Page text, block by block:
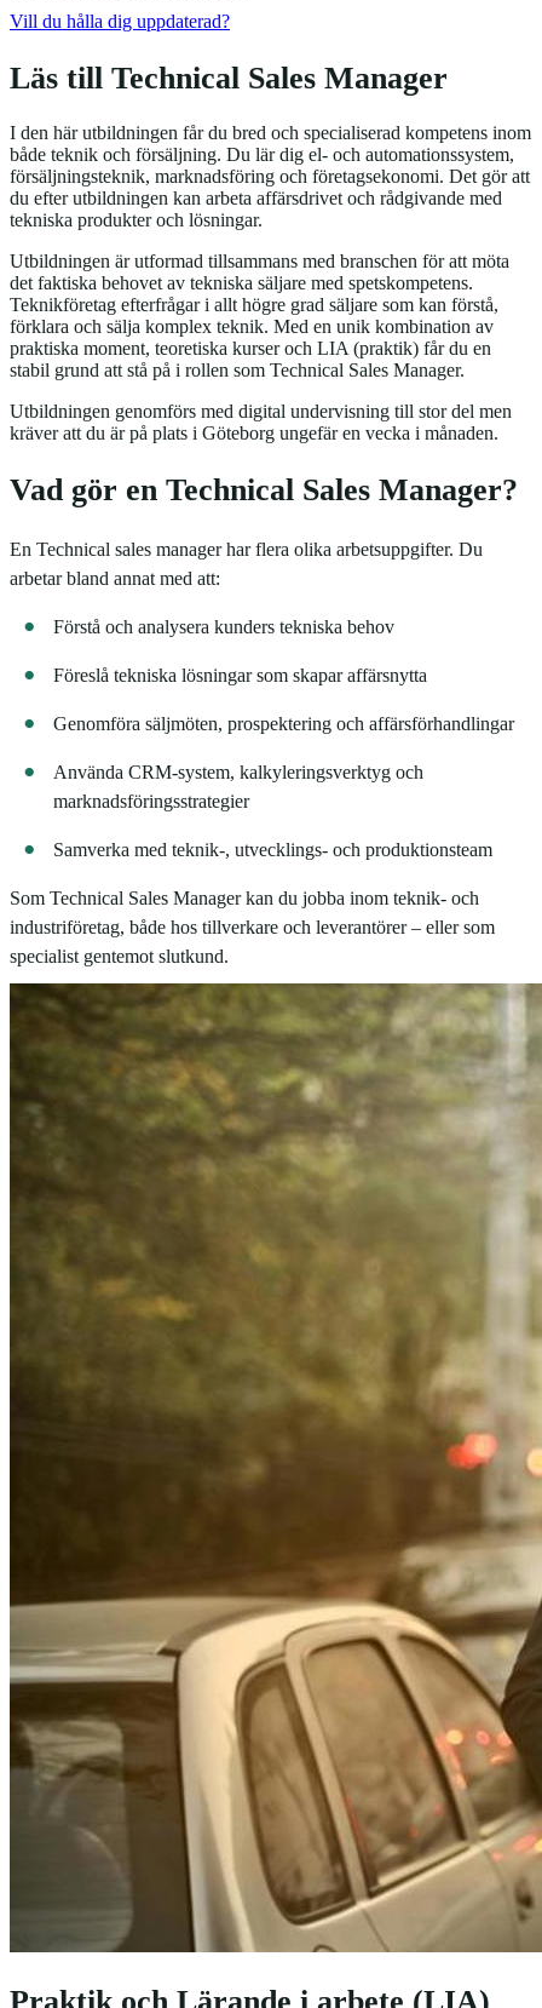
Vill du hålla dig uppdaterad?
Läs till Technical Sales Manager
I den här utbildningen får du bred och specialiserad kompetens inom
både teknik och försäljning. Du lär dig el- och automationssystem,
försäljningsteknik, marknadsföring och företagsekonomi. Det gör att
du efter utbildningen kan arbeta affärsdrivet och rådgivande med
tekniska produkter och lösningar.
Utbildningen är utformad tillsammans med branschen för att möta
det faktiska behovet av tekniska säljare med spetskompetens.
Teknikföretag efterfrågar i allt högre grad säljare som kan förstå,
förklara och sälja komplex teknik. Med en unik kombination av
praktiska moment, teoretiska kurser och LIA (praktik) får du en
stabil grund att stå på i rollen som Technical Sales Manager.
Utbildningen genomförs med digital undervisning till stor del men
kräver att du är på plats i Göteborg ungefär en vecka i månaden.
Vad gör en Technical Sales Manager?
En Technical sales manager har flera olika arbetsuppgifter. Du
arbetar bland annat med att:
Förstå och analysera kunders tekniska behov
Föreslå tekniska lösningar som skapar affärsnytta
Genomföra säljmöten, prospektering och affärsförhandlingar
Använda CRM-system, kalkyleringsverktyg och
marknadsföringsstrategier
Samverka med teknik-, utvecklings- och produktionsteam
Som Technical Sales Manager kan du jobba inom teknik- och
industriföretag, både hos tillverkare och leverantörer – eller som
specialist gentemot slutkund.